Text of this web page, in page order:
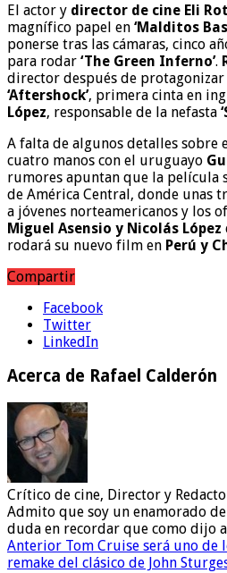
El actor y director de cine Eli
magnífico papel en ‘Malditos
ponerse tras las cámaras, cinco
para rodar ‘The Green Inferno’.
director después de
‘Aftershock’, primera cinta en
López, responsable de la nefasta
A falta de algunos detalles sobre
cuatro manos con el uruguayo
rumores apuntan que la película
de América Central, donde unas
a jóvenes norteamericanos y los
Miguel Asensio y Nicolás López
rodará su nuevo film en Perú y
Compartir
Facebook
Twitter
LinkedIn
Acerca de Rafael Calderón
Crítico de cine, Director y
Admito que soy un enamorado
duda en recordar que como dijo
Anterior Tom Cruise será uno de
remake del clásico de John